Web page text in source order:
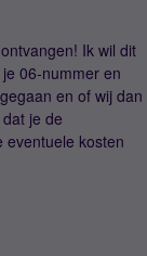
Ik wil dit
06-nummer en
en of wij dan
je de
eventuele kosten